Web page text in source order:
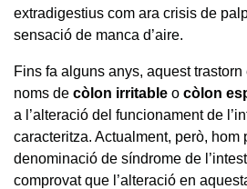
extradigestius com ara crisis de
sensació de manca d’aire.
Fins fa alguns anys, aquest
noms de còlon irritable o còlon
a l’alteració del funcionament de
caracteritza. Actualment, però, hom
denominació de síndrome de
comprovat que l’alteració en